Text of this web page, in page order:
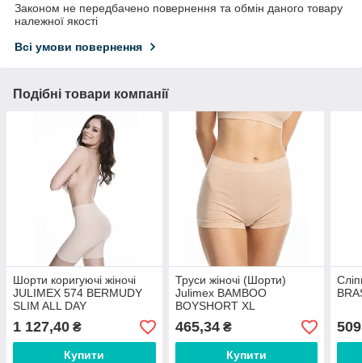
Законом не передбачено повернення та обмін даного товару
належної якості
Всі умови повернення
Подібні товари компанії
Шорти коригуючі жіночі
JULIMEX 574 BERMUDY
SLIM ALL DAY
1 127,40 ₴
Купити
Труси жіночі (Шорти)
Julimex BAMBOO
BOYSHORT XL
465,34₴
Купити
509